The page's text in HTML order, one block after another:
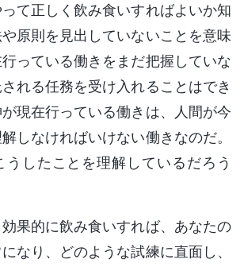
て正しく飲み食いすればよいか知
原則を見出していないことを意味
っている働きをまだ把握していな
れる任務を受け入れることはでき
現在行っている働きは、人間が今
しなければいけない働きなのだ。
うしたことを理解しているだろう
果的に飲み食いすれば、あなたの
なり、どのような試練に直面し、